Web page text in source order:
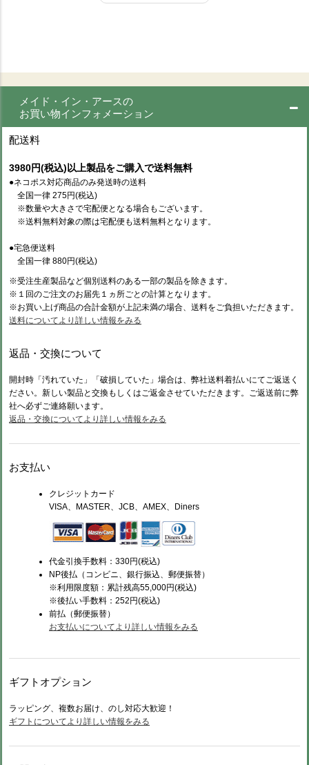
メイド・イン・アースの
お買い物インフォメーション
配送料
3980円(税込)以上製品をご購入で送料無料
●ネコポス対応商品のみ発送時の送料
全国一律 275円(税込)
※数量や大きさで宅配便となる場合もございます。
※送料無料対象の際は宅配便も送料無料となります。
●宅急便送料
全国一律 880円(税込)
※受注生産製品など個別送料のある一部の製品を除きます。
※１回のご注文のお届先１ヵ所ごとの計算となります。
※お買い上げ商品の合計金額が上記未満の場合、送料をご負担いただきます。
送料についてより詳しい情報をみる
返品・交換について
開封時「汚れていた」「破損していた」場合は、弊社送料着払いにてご返送く
ださい。新しい製品と交換もしくはご返金させていただきます。ご返送前に弊
社へ必ずご連絡願います。
返品・交換についてより詳しい情報をみる
お支払い
クレジットカード
VISA、MASTER、JCB、AMEX、Diners
代金引換手数料：330円(税込)
NP後払（コンビニ、銀行振込、郵便振替）
※利用限度額：累計残高55,000円(税込)
※後払い手数料：252円(税込)
前払（郵便振替）
お支払いについてより詳しい情報をみる
ギフトオプション
ラッピング、複数お届け、のし対応大歓迎！
ギフトについてより詳しい情報をみる